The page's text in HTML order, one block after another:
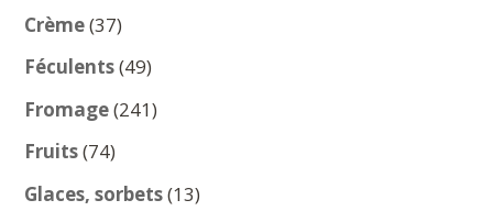
Crème 3737
produits
Féculents 4949
produits
Fromage 241241
Fruits 7474
produits
Glaces, sorbets 1313